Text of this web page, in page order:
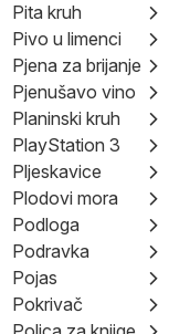
Pita kruh
Pivo u limenci
Pjena za brijanje
Pjenušavo vino
Planinski kruh
PlayStation 3
Pljeskavice
Plodovi mora
Podloga
Podravka
Pojas
Pokrivač